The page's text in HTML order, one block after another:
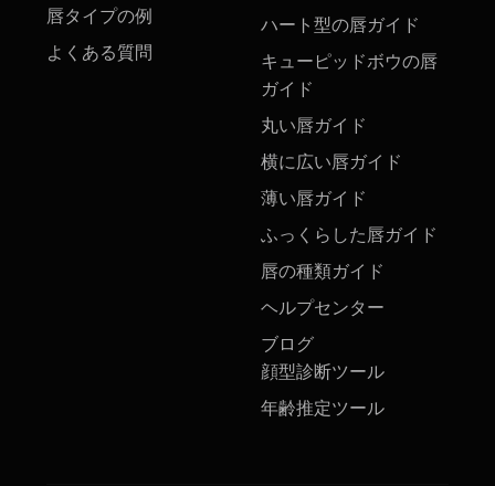
唇タイプの例
よくある質問
ハート型の唇ガイド
キューピッドボウの唇
ガイド
丸い唇ガイド
横に広い唇ガイド
薄い唇ガイド
ふっくらした唇ガイド
唇の種類ガイド
ヘルプセンター
ブログ
顔型診断ツール
年齢推定ツール